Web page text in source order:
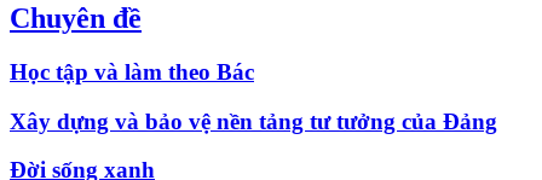
Chuyên đề
Học tập và làm theo Bác
Xây dựng và bảo vệ nền tảng tư tưởng của Đảng
Đời sống xanh